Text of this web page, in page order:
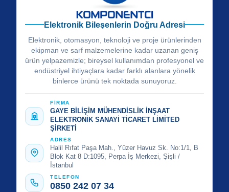
Elektronik Bileşenlerin Doğru Adresi
Elektronik, otomasyon, teknoloji ve proje ürünlerinden
ekipman ve sarf malzemelerine kadar uzanan geniş
ürün yelpazemizle; bireysel kullanımdan profesyonel ve
endüstriyel ihtiyaçlara kadar farklı alanlara yönelik
binlerce ürünü tek noktada sunuyoruz.
FİRMA
GAYE BİLİŞİM MÜHENDİSLİK İNŞAAT
ELEKTRONİK SANAYİ TİCARET LİMİTED
ŞİRKETİ
ADRES
Halil Rıfat Paşa Mah., Yüzer Havuz Sk. No:1/1, B
Blok Kat 8 D:1095, Perpa İş Merkezi, Şişli /
İstanbul
TELEFON
0850 242 07 34